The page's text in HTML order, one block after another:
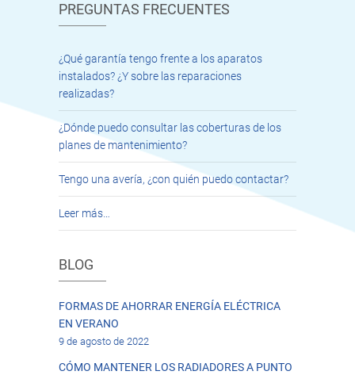
PREGUNTAS FRECUENTES
¿Qué garantía tengo frente a los aparatos
instalados? ¿Y sobre las reparaciones
realizadas?
¿Dónde puedo consultar las coberturas de los
planes de mantenimiento?
Tengo una avería, ¿con quién puedo contactar?
Leer más…
BLOG
FORMAS DE AHORRAR ENERGÍA ELÉCTRICA
EN VERANO
9 de agosto de 2022
CÓMO MANTENER LOS RADIADORES A PUNTO